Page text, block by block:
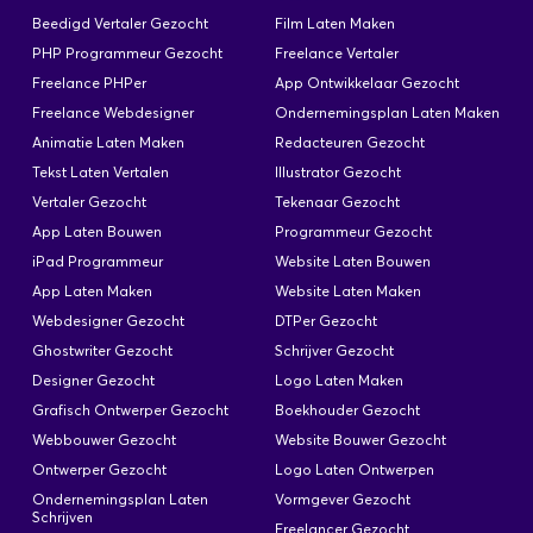
soortgelijke helpen? Groet Hannes.
Wordpress site
wordpress, enkele pagina's met info over mijn
dienst als alternatief therapeut (over de dienst,
over mezelf, twee contactformulieren, een
nieuwsbrief). Ik heb een account bij Siteground
(Grow big). De huidige site is niet up to date. Er
hoeft geen blog meer bij, en geen
Beedigd Vertaler Gezocht
Film Laten Maken
PHP Programmeur Gezocht
Freelance Vertaler
Freelance PHPer
App Ontwikkelaar Gezocht
Freelance Webdesigner
Ondernemingsplan Laten Maken
Animatie Laten Maken
Redacteuren Gezocht
Tekst Laten Vertalen
Illustrator Gezocht
Vertaler Gezocht
Tekenaar Gezocht
App Laten Bouwen
Programmeur Gezocht
iPad Programmeur
Website Laten Bouwen
App Laten Maken
Website Laten Maken
Webdesigner Gezocht
DTPer Gezocht
Ghostwriter Gezocht
Schrijver Gezocht
Designer Gezocht
Logo Laten Maken
Grafisch Ontwerper Gezocht
Boekhouder Gezocht
Webbouwer Gezocht
Website Bouwer Gezocht
Ontwerper Gezocht
Logo Laten Ontwerpen
Ondernemingsplan Laten
Schrijven
Vormgever Gezocht
Freelancer Gezocht